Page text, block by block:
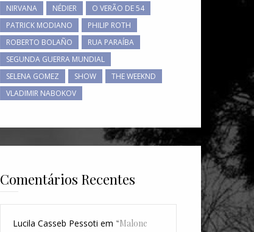
NIRVANA
NÉDIER
O VERÃO DE 54
PATRICK MODIANO
PHILIP ROTH
ROBERTO BOLAÑO
RUA PARAÍBA
SEGUNDA GUERRA MUNDIAL
SELENA GOMEZ
SHOW
THE WEEKND
VLADIMIR NABOKOV
Comentários Recentes
Lucila Casseb Pessoti em “Malone